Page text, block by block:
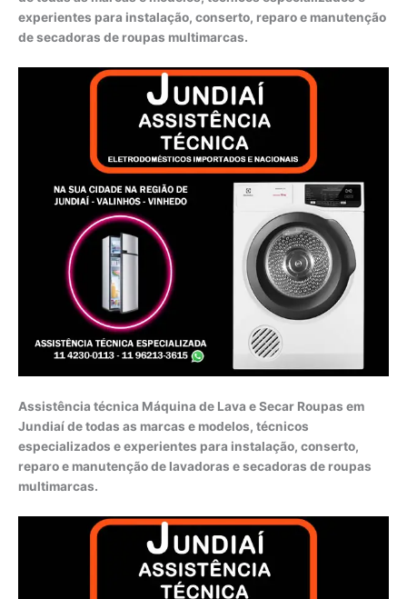
experientes para instalação, conserto, reparo e manutenção
de secadoras de roupas multimarcas.
Assistência técnica Máquina de Lava e Secar Roupas em
Jundiaí de todas as marcas e modelos, técnicos
especializados e experientes para instalação, conserto,
reparo e manutenção de lavadoras e secadoras de roupas
multimarcas.